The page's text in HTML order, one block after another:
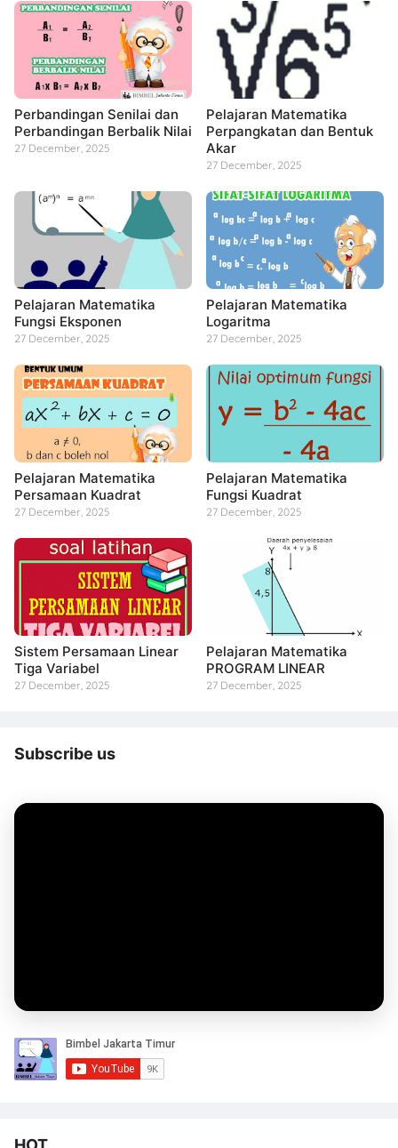
Perbandingan Senilai dan
Perbandingan Berbalik Nilai
27 December, 2025
Pelajaran Matematika
Perpangkatan dan Bentuk
Akar
27 December, 2025
Pelajaran Matematika
Fungsi Eksponen
27 December, 2025
Pelajaran Matematika
Logaritma
27 December, 2025
Pelajaran Matematika
Persamaan Kuadrat
27 December, 2025
Pelajaran Matematika
Fungsi Kuadrat
27 December, 2025
Sistem Persamaan Linear
Tiga Variabel
27 December, 2025
Pelajaran Matematika
PROGRAM LINEAR
27 December, 2025
Subscribe us